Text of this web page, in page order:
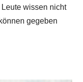
wissen nicht
gegeben